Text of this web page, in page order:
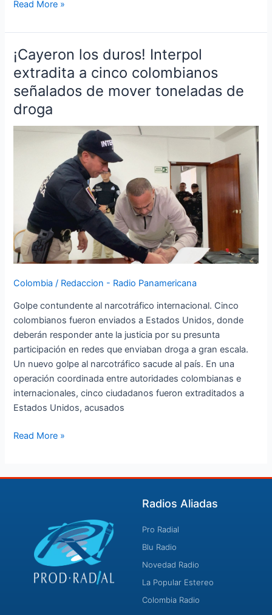
Read More »
¡Cayeron los duros! Interpol
extradita a cinco colombianos
señalados de mover toneladas de
droga
Colombia / Redaccion - Radio Panamericana
Golpe contundente al narcotráfico internacional. Cinco
colombianos fueron enviados a Estados Unidos, donde
deberán responder ante la justicia por su presunta
participación en redes que enviaban droga a gran escala.
Un nuevo golpe al narcotráfico sacude al país. En una
operación coordinada entre autoridades colombianas e
internacionales, cinco ciudadanos fueron extraditados a
Estados Unidos, acusados
¡Cayeron
duros!
Interpol
extradita
a
señalados
mover
toneladas
de
droga
Read More »
Radios Aliadas
Pro Radial
Blu Radio
Novedad Radio
La Popular Estereo
Colombia Radio